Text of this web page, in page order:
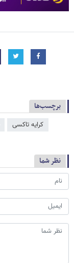
برچسب‌ها
کرایه تاکسی
نظر شما